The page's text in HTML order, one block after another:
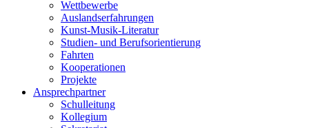
Wettbewerbe
Auslandserfahrungen
Kunst-Musik-Literatur
Studien- und Berufsorientierung
Fahrten
Kooperationen
Projekte
Ansprechpartner
Schulleitung
Kollegium